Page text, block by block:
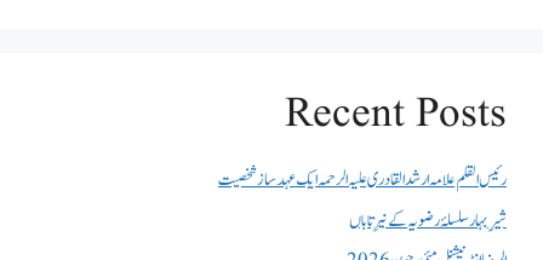
Recent Posts
رئیس القلم علامہ ارشد القادری علیہ الرحمہ ایک عہد ساز شخصیت
شیرِ بہار سلسلۂ رضویہ کے نیرِ تاباں